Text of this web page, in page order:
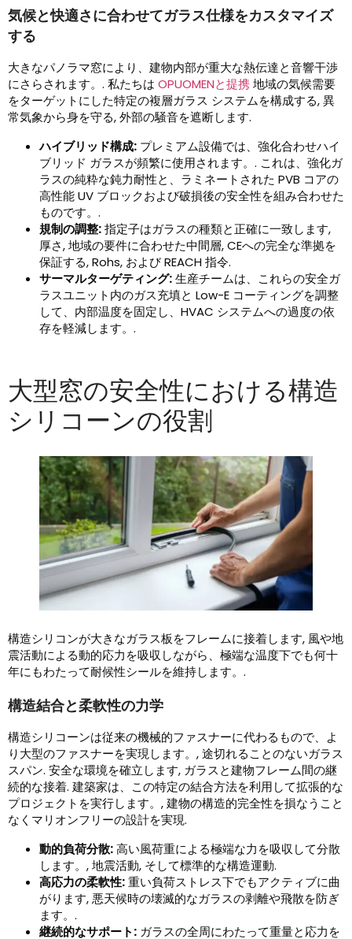
気候と快適さに合わせてガラス仕様をカスタマイズ
する
大きなパノラマ窓により、建物内部が重大な熱伝達と音響干渉
にさらされます。. 私たちは OPUOMENと提携地域の気候需要
をターゲットにした特定の複層ガラス システムを構成する, 異
常気象から身を守る, 外部の騒音を遮断します.
ハイブリッド構成: プレミアム設備では、強化合わせハイ
ブリッド ガラスが頻繁に使用されます。. これは、強化ガ
ラスの純粋な鈍力耐性と、ラミネートされた PVB コアの
高性能 UV ブロックおよび破損後の安全性を組み合わせた
ものです。.
規制の調整:指定子はガラスの種類と正確に一致します,
厚さ, 地域の要件に合わせた中間層, CEへの完全な準拠を
保証する, Rohs, および REACH 指令.
サーマルターゲティング:生産チームは、これらの安全ガ
ラスユニット内のガス充填と Low-E コーティングを調整
して、内部温度を固定し、HVAC システムへの過度の依
存を軽減します。.
大型窓の安全性における構造
シリコーンの役割
構造シリコンが大きなガラス板をフレームに接着します, 風や地
震活動による動的応力を吸収しながら、極端な温度下でも何十
年にもわたって耐候性シールを維持します。.
構造結合と柔軟性の力学
構造シリコーンは従来の機械的ファスナーに代わるもので、よ
り大型のファスナーを実現します。, 途切れることのないガラス
スパン. 安全な環境を確立します, ガラスと建物フレーム間の継
続的な接着. 建築家は、この特定の結合方法を利用して拡張的な
プロジェクトを実行します。, 建物の構造的完全性を損なうこと
なくマリオンフリーの設計を実現.
動的負荷分散:高い風荷重による極端な力を吸収して分散
します。, 地震活動, そして標準的な構造運動.
高応力の柔軟性:重い負荷ストレス下でもアクティブに曲
がります, 悪天候時の壊滅的なガラスの剥離や飛散を防ぎ
ます。.
継続的なサポート: ガラスの全周にわたって重量と応力を